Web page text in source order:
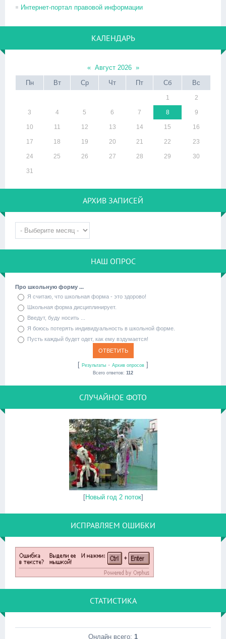
Интернет-портал правовой информации
КАЛЕНДАРЬ
« Август 2026 »
Пн
Вт Ср Чт Пт Сб Вс
1 2
3 4 5 6 7 8 9
10 11 12 13 14 15 16
17 18 19 20 21 22 23
24 25 26 27 28 29 30
31
АРХИВ ЗАПИСЕЙ
НАШ ОПРОС
Про школьную форму ...
Я считаю, что школьная форма - это здорово!
Школьная форма дисциплинирует.
Введут, буду носить ...
Я боюсь потерять индивидуальность в школьной форме.
Пусть каждый будет одет, как ему вздумается!
[ Результаты · Архив опросов ]
Всего ответов: 112
СЛУЧАЙНОЕ ФОТО
[Новый год 2 поток]
ИСПРАВЛЯЕМ ОШИБКИ
СТАТИСТИКА
Онлайн всего: 1